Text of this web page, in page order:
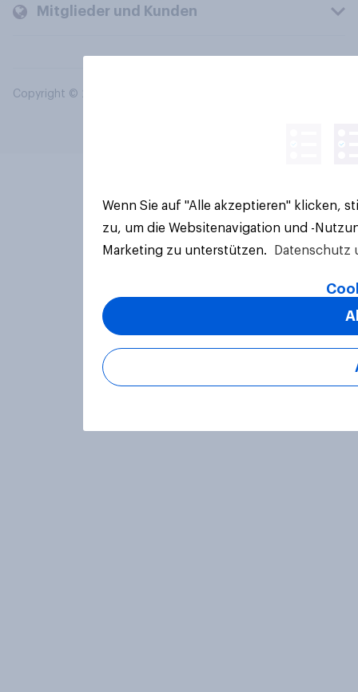
Mitglieder und Kunden
Copyright © 2026 YouGov PLC. Alle Rechte vorbehalten.
Wenn Sie auf "Alle akzeptieren" klicken,
zu, um die Websitenavigation und -
Marketing zu unterstützen.
Datenschutz